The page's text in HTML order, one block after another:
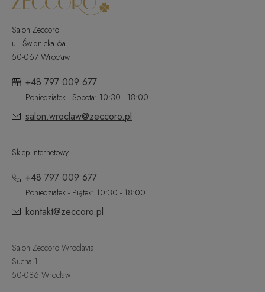
Salon Zeccoro
ul. Świdnicka 6a
50-067 Wrocław
+48 797 009 677
Poniedziałek - Sobota: 10:30 - 18:00
salon.wroclaw@zeccoro.pl
Sklep internetowy
+48 797 009 677
Poniedziałek - Piątek: 10:30 - 18:00
kontakt@zeccoro.pl
Salon Zeccoro Wroclavia
Sucha 1
50-086 Wrocław